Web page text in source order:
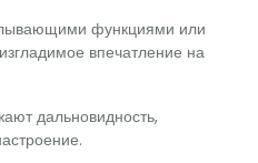
функциями или
впечатление на
дальновидность,